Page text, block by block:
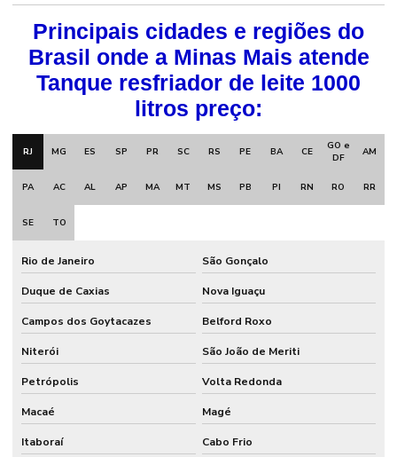
Principais cidades e regiões do
Brasil onde a Minas Mais atende
Tanque resfriador de leite 1000
litros preço:
RJ MG ES SP PR SC RS PE BA CE
GO e
DF
AM
PA AC AL AP MA MT MS PB PI RN RO RR
SE TO
Rio de Janeiro São Gonçalo
Duque de Caxias Nova Iguaçu
Campos dos Goytacazes Belford Roxo
Niterói São João de Meriti
Petrópolis Volta Redonda
Macaé Magé
Itaboraí Cabo Frio